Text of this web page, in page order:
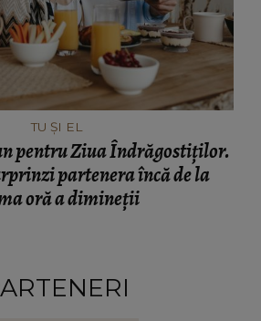
TU ȘI EL
pentru Ziua Îndrăgostiților.
partenera încă de la
oră a dimineții